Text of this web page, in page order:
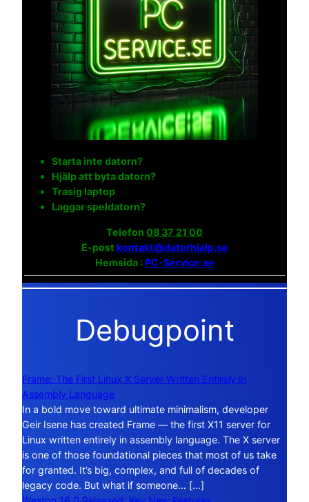
Starta inte datorn?
Hjälp att byta datorn?
Trasig laptop
Laggar speldatorn?
Telefon 08 37 21 00
E-post kontakt@datorhjalp.se
Hemsida :PC-Service.se
Debugpoint
Frame: The First Linux X Server Written Entirely in
Assembly Language
In a bold move toward ultimate minimalism, developer
Geir Isene has created Frame — the first X11 server for
Linux written entirely in assembly language. The X server
is one of those foundational pieces that most of us take
for granted. It’s big, complex, and full of decades of
legacy code. But what if someone… […]